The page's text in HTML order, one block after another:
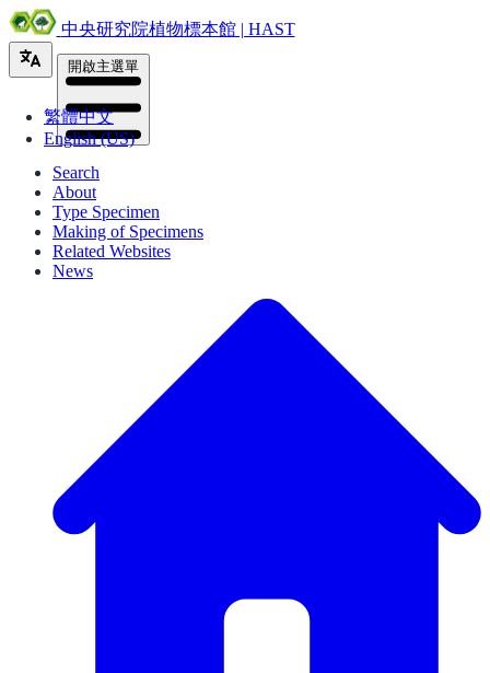
中央研究院植物標本館 | HAST
繁體中文
English (US)
開啟主選單
Search
About
Type Specimen
Making of Specimens
Related Websites
News